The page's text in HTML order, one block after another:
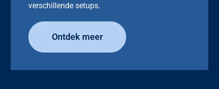
verschillende setups.
Ontdek meer